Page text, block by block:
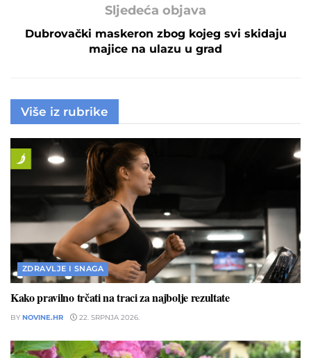
Sljedeća objava
Dubrovački maskeron zbog kojeg svi skidaju
majice na ulazu u grad
Više iz rubrike
ZDRAVLJE I SNAGA
Kako pravilno trčati na traci za najbolje rezultate
BY NOVINE.HR 22. SRPNJA 2026.